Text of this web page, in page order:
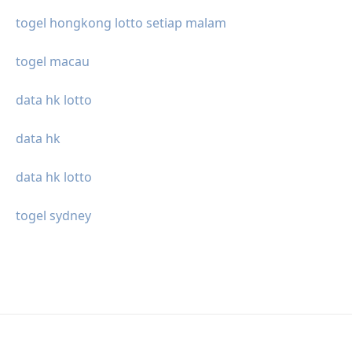
togel hongkong lotto setiap malam
togel macau
data hk lotto
data hk
data hk lotto
togel sydney